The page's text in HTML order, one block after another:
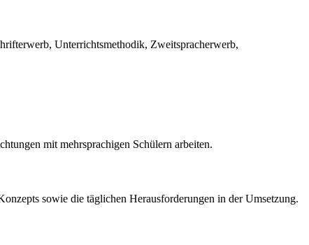
Unterrichtsmethodik, Zweitspracherwerb,
mit mehrsprachigen Schülern arbeiten.
sowie die täglichen Herausforderungen in der Umsetzung.